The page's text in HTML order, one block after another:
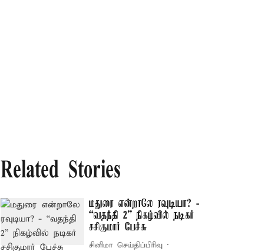
Related Stories
மதுரை என்றாலே ரவுடியா? -
“வதந்தி 2” நிகழ்வில் நடிகர்
சசிகுமார் பேச்சு
சினிமா செய்திப்பிரிவு